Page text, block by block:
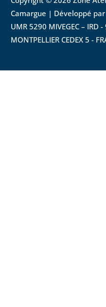
Camargue | Développé par
UMR 5290 MIVEGEC –
MONTPELLIER CEDEX 5 -